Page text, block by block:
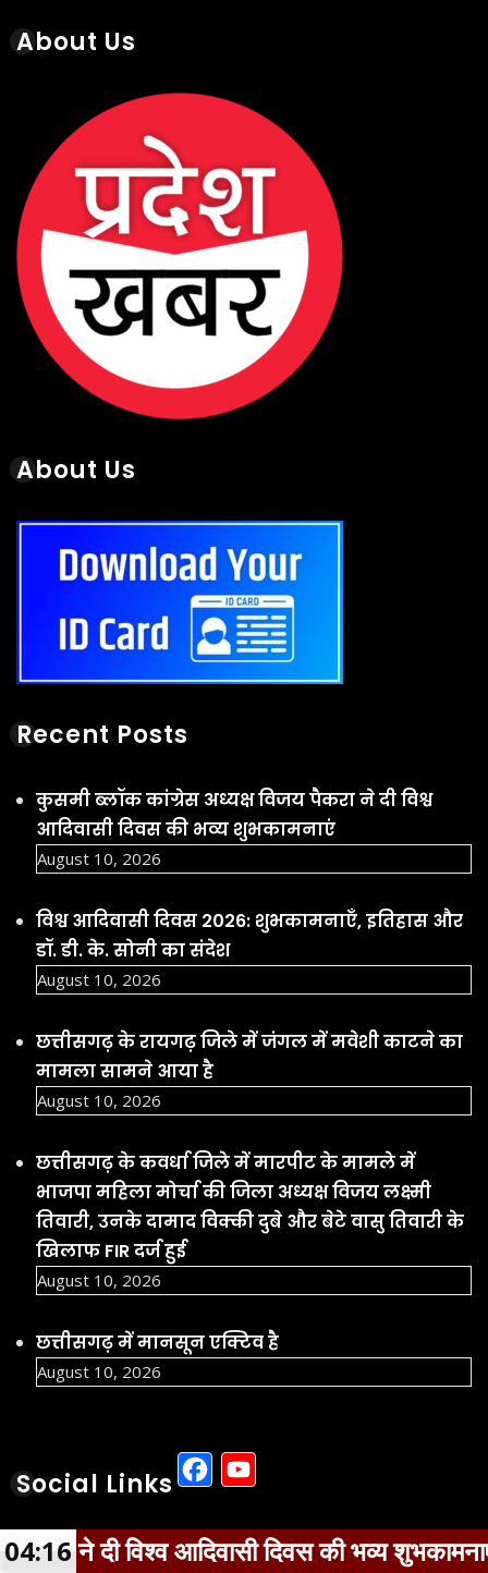
About Us
About Us
Recent Posts
कुसमी ब्लॉक कांग्रेस अध्यक्ष विजय पैकरा ने दी विश्व
आदिवासी दिवस की भव्य शुभकामनाएं
August 10, 2026
विश्व आदिवासी दिवस 2026: शुभकामनाएँ, इतिहास और
डॉ. डी. के. सोनी का संदेश
August 10, 2026
छत्तीसगढ़ के रायगढ़ जिले में जंगल में मवेशी काटने का
मामला सामने आया है
August 10, 2026
छत्तीसगढ़ के कवर्धा जिले में मारपीट के मामले में
भाजपा महिला मोर्चा की जिला अध्यक्ष विजय लक्ष्मी
तिवारी, उनके दामाद विक्की दुबे और बेटे वासु तिवारी के
खिलाफ FIR दर्ज हुई
August 10, 2026
छत्तीसगढ़ में मानसून एक्टिव है
August 10, 2026
Social Links Facebook
दिवस की भव्य शुभकामनाएं विश्व
04:16